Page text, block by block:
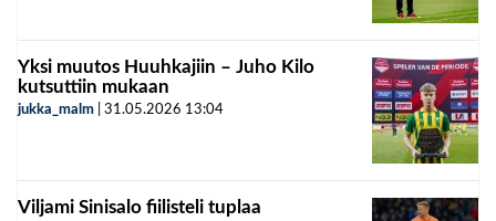
Yksi muutos Huuhkajiin – Juho Kilo
kutsuttiin mukaan
jukka_malm 31.05.2026 13:04
Viljami Sinisalo fiilisteli tuplaa